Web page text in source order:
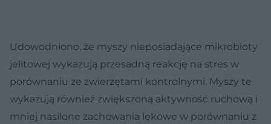
Udowodniono, że myszy nieposiadające mikrobioty
jelitowej wykazują przesadną reakcję na stres w
porównaniu ze zwierzętami kontrolnymi. Myszy te
wykazują również zwiększoną aktywność ruchową i
mniej nasilone zachowania lękowe w porównaniu z